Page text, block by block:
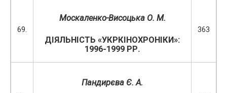
69.
Москаленко-Висоцька О. М.
ДІЯЛЬНІСТЬ «УКРКІНОХРОНІКИ»:
1996-1999 РР.
363
Пандирєва Є. А.